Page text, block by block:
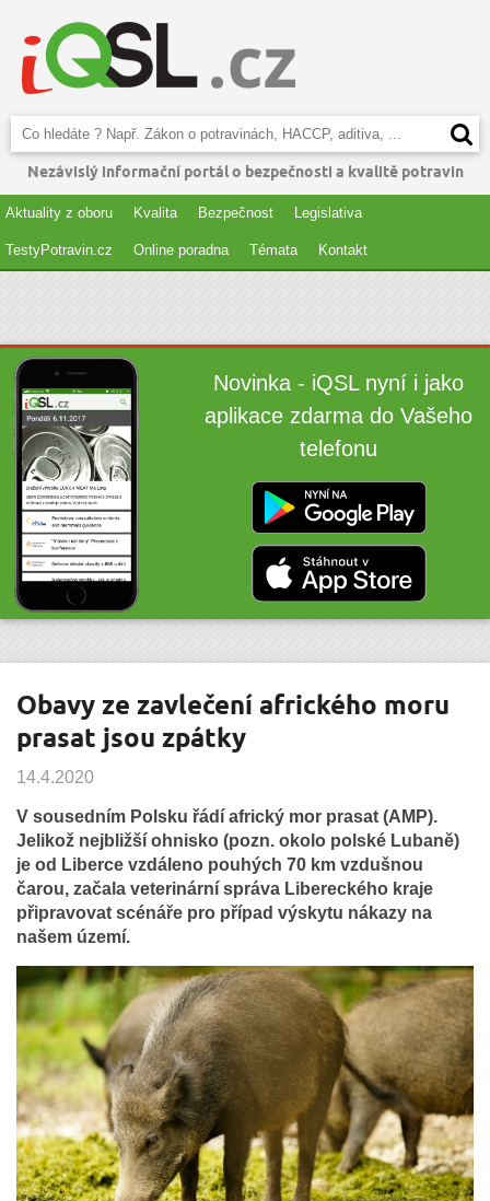
Nezávislý informační portál o bezpečnosti a kvalitě potravin
Aktuality z oboru Kvalita Bezpečnost Legislativa
TestyPotravin.cz Online poradna Témata Kontakt
Novinka - iQSL nyní i jako
aplikace zdarma do Vašeho
telefonu
Obavy ze zavlečení afrického moru
prasat jsou zpátky
14.4.2020
V sousedním Polsku řádí africký mor prasat (AMP).
Jelikož nejbližší ohnisko (pozn. okolo polské Lubaně)
je od Liberce vzdáleno pouhých 70 km vzdušnou
čarou, začala veterinární správa Libereckého kraje
připravovat scénáře pro případ výskytu nákazy na
našem území.